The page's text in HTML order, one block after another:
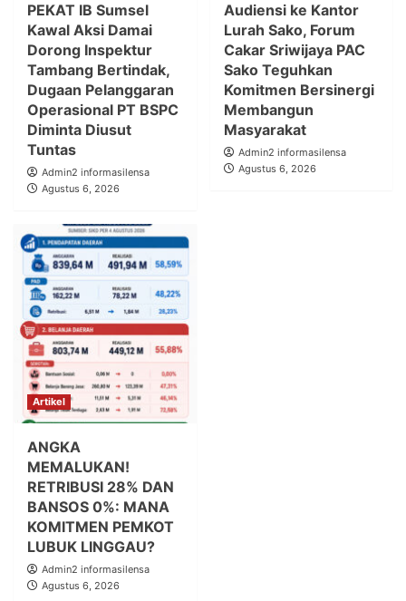
PEKAT IB Sumsel
Kawal Aksi Damai
Dorong Inspektur
Tambang Bertindak,
Dugaan Pelanggaran
Operasional PT BSPC
Diminta Diusut
Tuntas
Admin2 informasilensa
Agustus 6, 2026
Audiensi ke Kantor
Lurah Sako, Forum
Cakar Sriwijaya PAC
Sako Teguhkan
Komitmen Bersinergi
Membangun
Masyarakat
Admin2 informasilensa
Agustus 6, 2026
Artikel
ANGKA
MEMALUKAN!
RETRIBUSI 28% DAN
BANSOS 0%: MANA
KOMITMEN PEMKOT
LUBUK LINGGAU?
Admin2 informasilensa
Agustus 6, 2026